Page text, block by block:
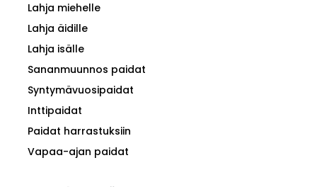
Lahja miehelle
Lahja äidille
Lahja isälle
Sananmuunnos paidat
Syntymävuosipaidat
Inttipaidat
Paidat harrastuksiin
Vapaa-ajan paidat